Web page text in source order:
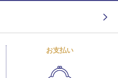
お支払い